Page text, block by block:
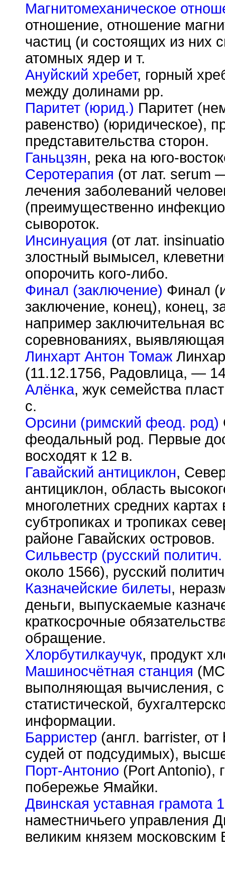
Магнитомеханическое
отношение, отношение
частиц (и состоящих из них
атомных ядер и т.
Ануйский хребет, горный
между долинами pp.
Паритет (юрид.) Паритет
равенство) (юридическое),
представительства сторон.
Ганьцзян, река на юго-
Серотерапия (от лат. serum
лечения заболеваний
(преимущественно
сывороток.
Инсинуация (от лат.
злостный вымысел,
опорочить кого-либо.
Финал (заключение) Финал
заключение, конец), конец,
например заключительная
соревнованиях,
Линхарт Антон Томаж
(11.12.1756, Радовлица, —
Алёнка, жук семейства
с.
Орсини (римский феод. род)
феодальный род. Первые
восходят к 12 в.
Гавайский антициклон,
антициклон, область
многолетних средних
субтропиках и тропиках
районе Гавайских островов.
Сильвестр (русский
около 1566), русский
Казначейские билеты,
деньги, выпускаемые
краткосрочные
обращение.
Хлорбутилкаучук, продукт
Машиносчётная станция
выполняющая вычисления,
статистической,
информации.
Барристер (англ. barrister,
судей от подсудимых),
Порт-Антонио (Port Antonio),
побережье Ямайки.
Двинская уставная грамота
наместничьего управления
великим князем